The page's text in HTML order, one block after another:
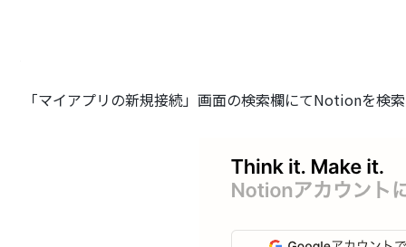
「マイアプリの新規接続」画面の検索欄にてNotionを検